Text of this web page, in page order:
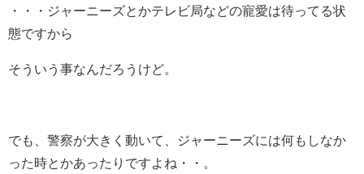
・・・ジャーニーズとかテレビ局などの寵愛は待ってる状
態ですから
そういう事なんだろうけど。
でも、警察が大きく動いて、ジャーニーズには何もしなか
った時とかあったりですよね・・。